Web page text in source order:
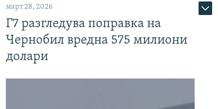
март 28, 2026
Г7 разгледува поправка на
Чернобил вредна 575 милиони
долари